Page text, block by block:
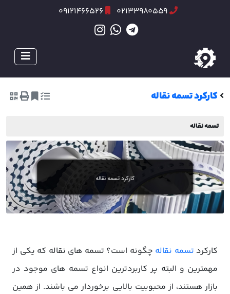
02133980559
09121466526
کارکرد تسمه نقاله
تسمه نقاله
کارکرد تسمه نقاله چگونه است؟ تسمه های نقاله که یکی از
مهمترین و البته پر کاربردترین انواع تسمه های موجود در
بازار هستند، از محبوبیت بالایی برخوردار می باشند. از همین